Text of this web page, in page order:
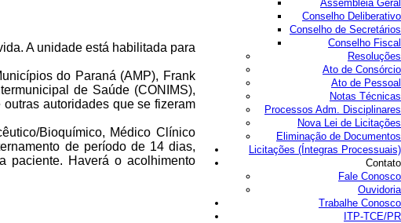
Assembleia Geral
Conselho Deliberativo
Conselho de Secretários
Conselho Fiscal
Resoluções
Ato de Consórcio
Ato de Pessoal
Notas Técnicas
Processos Adm. Disciplinares
Nova Lei de Licitações
Eliminação de Documentos
Licitações (Íntegras Processuais)
Contato
Fale Conosco
Ouvidoria
Trabalhe Conosco
ITP-TCE/PR
A unidade está habilitada para
do Paraná (AMP), Frank
de Saúde (CONIMS),
autoridades que se fizeram
Bioquímico, Médico Clínico
de período de 14 dias,
paciente. Haverá o acolhimento